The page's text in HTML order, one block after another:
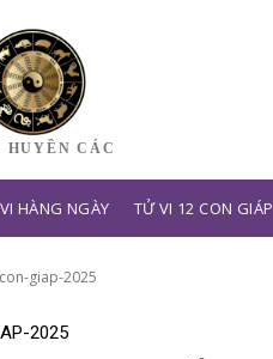
CÁC
HÀNG NGÀY TỬ VI 12 CON GIÁP
giap-2025
2025